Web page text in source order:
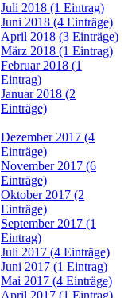
Juli 2018 (1 Eintrag)
Juni 2018 (4 Einträge)
April 2018 (3 Einträge)
März 2018 (1 Eintrag)
Februar 2018 (1
Eintrag)
Januar 2018 (2
Einträge)
Dezember 2017 (4
Einträge)
November 2017 (6
Einträge)
Oktober 2017 (2
Einträge)
September 2017 (1
Eintrag)
Juli 2017 (4 Einträge)
Juni 2017 (1 Eintrag)
Mai 2017 (4 Einträge)
April 2017 (1 Eintrag)